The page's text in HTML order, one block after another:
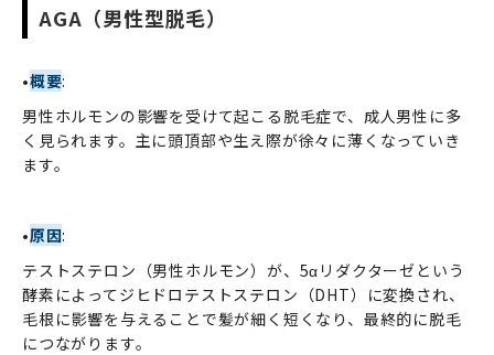
AGA（男性型脱毛）
•概要:
男性ホルモンの影響を受けて起こる脱毛症で、成人男性に多
く見られます。主に頭頂部や生え際が徐々に薄くなっていき
ます。
•原因:
テストステロン（男性ホルモン）が、5αリダクターゼという
酵素によってジヒドロテストステロン（DHT）に変換され、
毛根に影響を与えることで髪が細く短くなり、最終的に脱毛
につながります。